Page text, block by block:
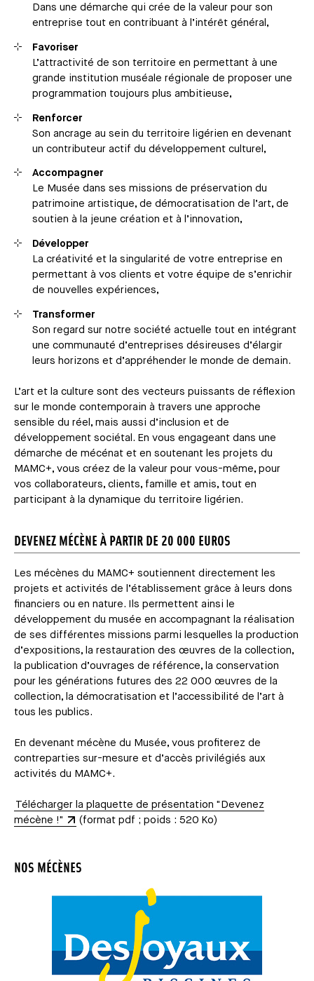
Dans une démarche qui crée de la valeur pour son
entreprise tout en contribuant à l’intérêt général,
Favoriser
L’attractivité de son territoire en permettant à une
grande institution muséale régionale de proposer une
programmation toujours plus ambitieuse,
Renforcer
Son ancrage au sein du territoire ligérien en devenant
un contributeur actif du développement culturel,
Accompagner
Le Musée dans ses missions de préservation du
patrimoine artistique, de démocratisation de l’art, de
soutien à la jeune création et à l’innovation,
Développer
La créativité et la singularité de votre entreprise en
permettant à vos clients et votre équipe de s’enrichir
de nouvelles expériences,
Transformer
Son regard sur notre société actuelle tout en intégrant
une communauté d’entreprises désireuses d’élargir
leurs horizons et d’appréhender le monde de demain.
L’art et la culture sont des vecteurs puissants de réflexion
sur le monde contemporain à travers une approche
sensible du réel, mais aussi d’inclusion et de
développement sociétal. En vous engageant dans une
démarche de mécénat et en soutenant les projets du
MAMC+, vous créez de la valeur pour vous-même, pour
vos collaborateurs, clients, famille et amis, tout en
participant à la dynamique du territoire ligérien.
DEVENEZ MÉCÈNE À PARTIR DE 20 000 EUROS
Les mécènes du MAMC+ soutiennent directement les
projets et activités de l’établissement grâce à leurs dons
financiers ou en nature. Ils permettent ainsi le
développement du musée en accompagnant la réalisation
de ses différentes missions parmi lesquelles la production
d’expositions, la restauration des œuvres de la collection,
la publication d’ouvrages de référence, la conservation
pour les générations futures des 22 000 œuvres de la
collection, la démocratisation et l’accessibilité de l’art à
tous les publics.
En devenant mécène du Musée, vous profiterez de
contreparties sur-mesure et d’accès privilégiés aux
activités du MAMC+.
Télécharger la plaquette de présentation "Devenez
mécène !"
(format pdf ; poids : 520 Ko)
NOS MÉCÈNES